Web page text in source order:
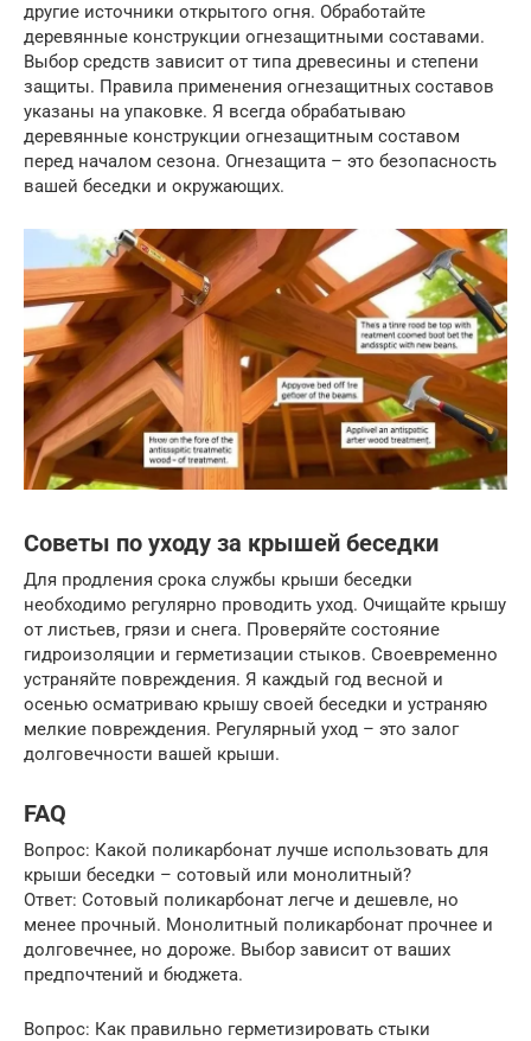
другие источники открытого огня. Обработайте
деревянные конструкции огнезащитными составами.
Выбор средств зависит от типа древесины и степени
защиты. Правила применения огнезащитных составов
указаны на упаковке. Я всегда обрабатываю
деревянные конструкции огнезащитным составом
перед началом сезона. Огнезащита – это безопасность
вашей беседки и окружающих.
Советы по уходу за крышей беседки
Для продления срока службы крыши беседки
необходимо регулярно проводить уход. Очищайте крышу
от листьев, грязи и снега. Проверяйте состояние
гидроизоляции и герметизации стыков. Своевременно
устраняйте повреждения. Я каждый год весной и
осенью осматриваю крышу своей беседки и устраняю
мелкие повреждения. Регулярный уход – это залог
долговечности вашей крыши.
FAQ
Вопрос: Какой поликарбонат лучше использовать для
крыши беседки – сотовый или монолитный?
Ответ: Сотовый поликарбонат легче и дешевле, но
менее прочный. Монолитный поликарбонат прочнее и
долговечнее, но дороже. Выбор зависит от ваших
предпочтений и бюджета.
Вопрос: Как правильно герметизировать стыки